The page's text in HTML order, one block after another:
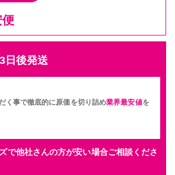
角サイズ パネル(白)
トラミ＋7mmスチレンパネル
ズ 450mm×450mm
発送
当日発送
便
日後発送
く事で徹底的に原価を切り詰め業界最安値を
で他社さんの方が安い場合ご相談くださ